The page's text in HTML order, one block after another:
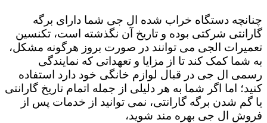
چنانچه دستگاه خراب شده ال جی شما دارای برگه
گارانتی شرکتی بوده و تاریخ آن نگذشته است، تکنسین
تعمیرات الجی می توانند در صورت بروز هرگونه مشکل،
به شما کمک کند تا از مزایا و تعهداتی که نمایندگی
رسمی ال جی در قبال لوازم خانگی خود دارد استفاده
کنید؛ اما اگر شما به هر دلیلی از جمله اتمام تاریخ گارانتی
یا گم شدن برگه گارانتی، نمی توانید از خدمات پس از
فروش ال جی بهره مند شوید،